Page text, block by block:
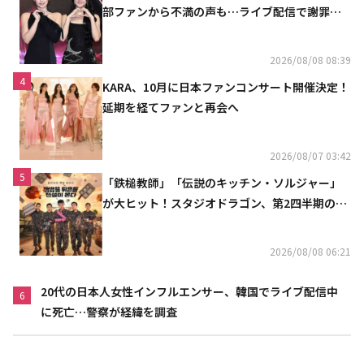
部ファンから不満の声も…ライブ配信で謝罪
2026/08/08 08:39
4
KARA、10月に日本ファンコンサート開催決定！
延期を経てファンと再会へ
2026/08/07 03:42
5
「鉄槌教師」「伝説のキッチン・ソルジャー」
が大ヒット！スタジオドラゴン、第2四半期の売
2026/08/08 06:21
6
20代の日本人女性インフルエンサー、韓国でライブ配信中
に死亡…警察が経緯を調査